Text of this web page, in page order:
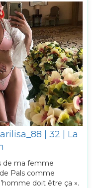
| 32 | La
de ma femme
Pals comme
doit être ça ».